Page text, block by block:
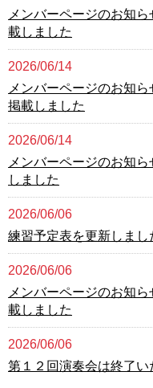
メンバーページのお知
載しました
2026/06/14
メンバーページのお知
掲載しました
2026/06/14
メンバーページのお知
しました
2026/06/06
練習予定表を更新しま
2026/06/06
メンバーページのお知
載しました
2026/06/06
第１２回演奏会は終了い